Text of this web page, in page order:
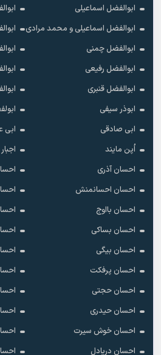
ابوالفضل اسماعیلی
ابوالفضل اسماعیلی و محمد مرادی
ابوالفضل چمنی
ابوالفضل رفیعی
ابوالفضل قنبری
ابوذر سیفی
ابی صادقی
ابی
اُپن مایند
اجبار
احسان آذری
احسان احسانمنش
احسان بااوج
احسان بساکی
احسان بیگی
احسان پرفکت
احسان حجتی
احسان حیدری
احسان خوش سیرت
احسان دریادل